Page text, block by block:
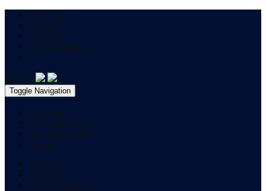
Giriş Yap
Kayıt Ol
Bayi Ol
Şifremi Unuttum
MENU
Toggle Navigation
Anasayfa
WhatsApp Destek
Ödeme Bildirimi
İletişim
Giriş Yap
Kayıt Ol
Şifremi Unuttum